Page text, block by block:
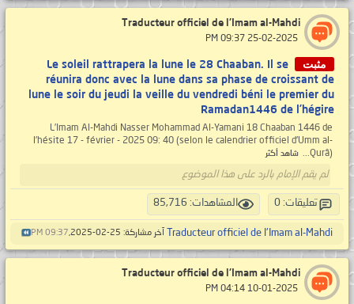
Traducteur officiel de l'Imam al-Mahdi
مثبت
Le soleil rattrapera la lune le 28 Chaaban. Il se
réunira donc avec la lune dans sa phase de croissant de
lune le soir du jeudi la veille du vendredi béni le premier du
Ramadan1446 de l’hégire
L’Imam Al-Mahdi Nasser Mohammad Al-Yamani 18 Chaaban 1446 de
l’hésite 17 - février - 2025 09: 40 (selon le calendrier officiel d'Umm al-
Qurâ)...
شاهد أكثر
لم يقم الإمام بالرد على هذا الموضوع
تعليقات: 0 المشاهدات: 85,716
Traducteur officiel de l'Imam al-Mahdi آخر مشاركة: 25-02-2025, 09:37 PM
Traducteur officiel de l'Imam al-Mahdi